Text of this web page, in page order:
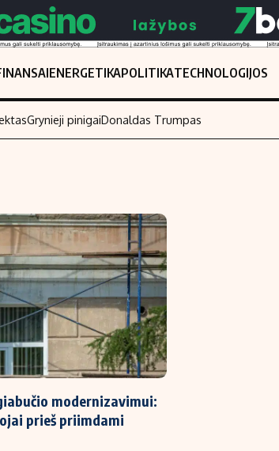
ENERGETIKAPOLITIKATECHNOLOGIJOS
Nedarbo išmokos skaičiuoklė
Indėliai
Indėlių skaičiuoklė
Būsto finansai
Įdomios naujienos
Grynieji pinigaiDonaldas Trumpas
modernizavimui:
prieš priimdami